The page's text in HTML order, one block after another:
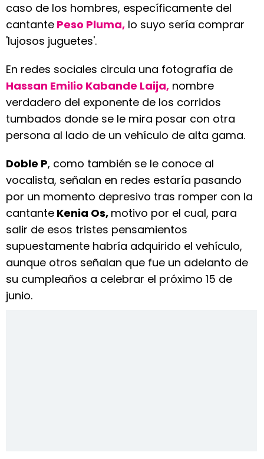
caso de los hombres, específicamente del
cantante Peso Pluma, lo suyo sería comprar
'lujosos juguetes'.
En redes sociales circula una fotografía de
Hassan Emilio Kabande Laija, nombre
verdadero del exponente de los corridos
tumbados donde se le mira posar con otra
persona al lado de un vehículo de alta gama.
Doble P, como también se le conoce al
vocalista, señalan en redes estaría pasando
por un momento depresivo tras romper con la
cantante Kenia Os, motivo por el cual, para
salir de esos tristes pensamientos
supuestamente habría adquirido el vehículo,
aunque otros señalan que fue un adelanto de
su cumpleaños a celebrar el próximo 15 de
junio.